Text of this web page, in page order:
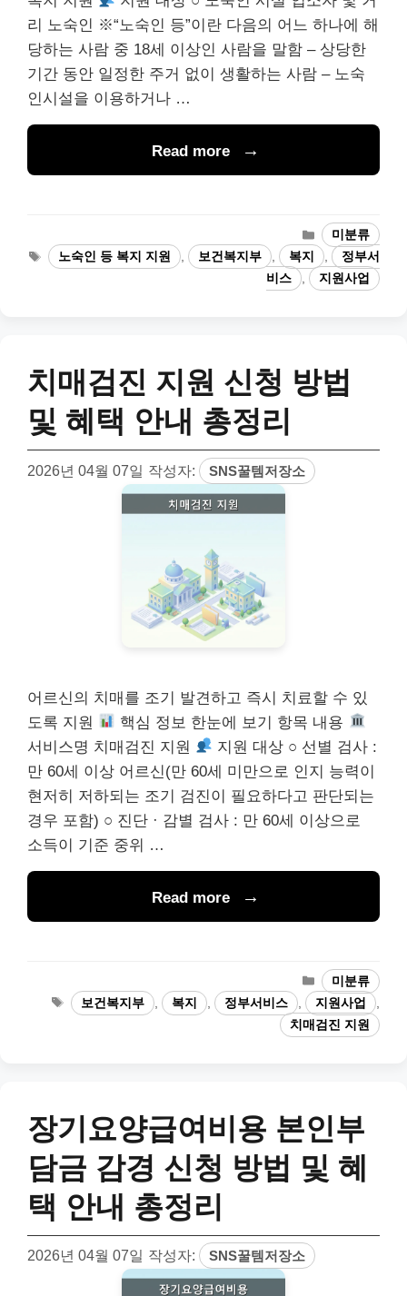
리 노숙인 ※“노숙인 등”이란 다음의 어느 하나에 해
당하는 사람 중 18세 이상인 사람을 말함 – 상당한
기간 동안 일정한 주거 없이 생활하는 사람 – 노숙
인시설을 이용하거나 …
Read more
카
테
고
리
미분류
태
그
노숙인 등 복지 지원 , 보건복지부 , 복지 ,
정부서
비스
, 지원사업
치매검진 지원 신청 방법
및 혜택 안내 총정리
2026년 04월 07일 작성자: SNS꿀템저장소
어르신의 치매를 조기 발견하고 즉시 치료할 수 있
도록 지원
핵심 정보 한눈에 보기 항목 내용
서비스명 치매검진 지원
지원 대상 ○ 선별 검사 :
만 60세 이상 어르신(만 60세 미만으로 인지 능력이
현저히 저하되는 조기 검진이 필요하다고 판단되는
경우 포함) ○ 진단 · 감별 검사 : 만 60세 이상으로
소득이 기준 중위 …
Read more
카
테
고
리
미분류
태
그
보건복지부 복지 정부서비스 지원사업
치매검진 지원
장기요양급여비용 본인부
담금 감경 신청 방법 및 혜
택 안내 총정리
2026년 04월 07일 작성자: SNS꿀템저장소